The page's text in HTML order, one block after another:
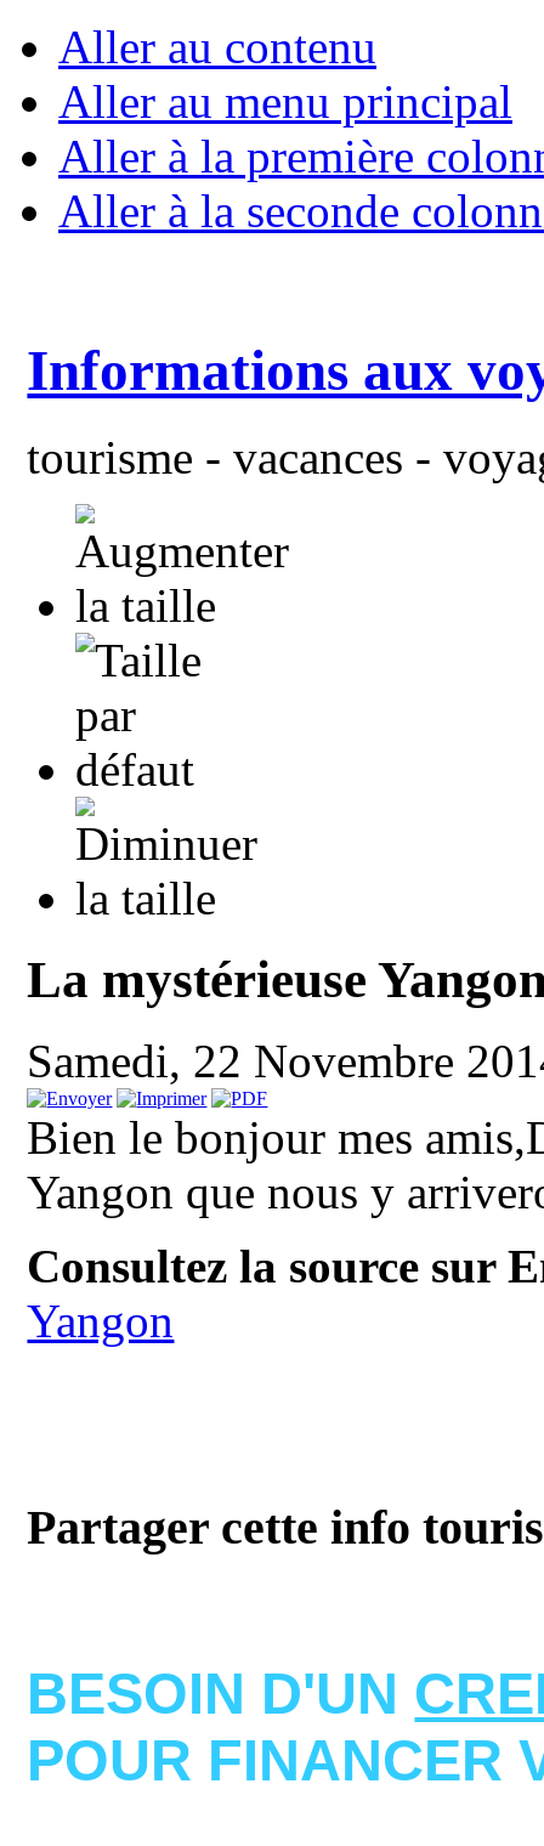
Aller au contenu
Aller au menu principal
Aller à la première
Aller à la seconde
Informations aux
tourisme - vacances -
La mystérieuse
Samedi, 22 Novembre
Bien le bonjour mes
Yangon que nous y
Consultez la source sur
Yangon
Partager cette info
BESOIN D'UN
POUR FINANCER